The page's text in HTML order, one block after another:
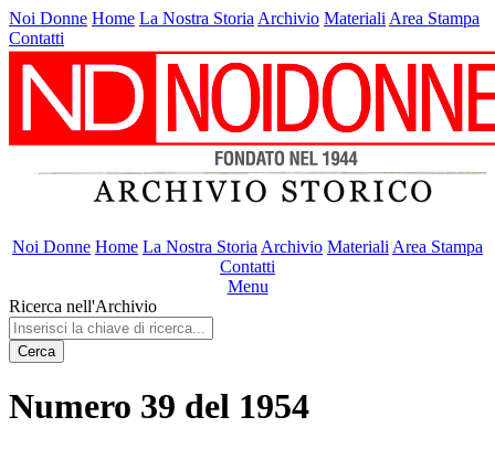
Noi Donne Home La Nostra Storia Archivio Materiali Area Stampa
Contatti
Noi Donne Home La Nostra Storia Archivio Materiali Area Stampa
Contatti
Menu
Ricerca nell'Archivio
Cerca
Numero 39 del 1954